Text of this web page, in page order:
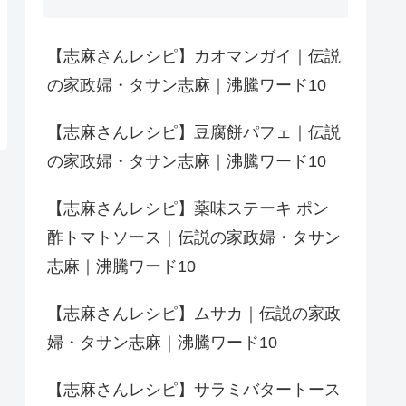
【志麻さんレシピ】カオマンガイ｜伝説
の家政婦・タサン志麻｜沸騰ワード10
【志麻さんレシピ】豆腐餅パフェ｜伝説
の家政婦・タサン志麻｜沸騰ワード10
【志麻さんレシピ】薬味ステーキ ポン
酢トマトソース｜伝説の家政婦・タサン
志麻｜沸騰ワード10
【志麻さんレシピ】ムサカ｜伝説の家政
婦・タサン志麻｜沸騰ワード10
【志麻さんレシピ】サラミバタートース